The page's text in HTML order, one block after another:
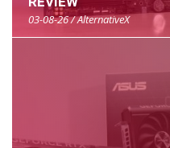
03-08-26 / AlternativeX